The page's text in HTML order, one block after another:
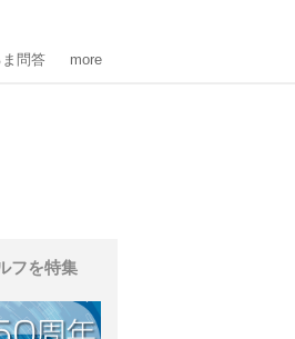
ま問答 more
フを特集